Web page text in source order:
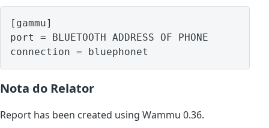
[gammu]
port = BLUETOOTH ADDRESS OF PHONE
Nota do Relator
Report has been created using Wammu 0.36.